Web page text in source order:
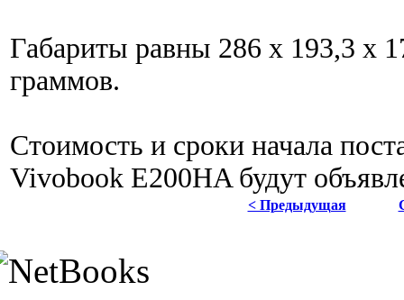
Габариты равны 286 x 193,3 x
граммов.
Стоимость и сроки начала
Vivobook E200HA будут
< Предыдущая